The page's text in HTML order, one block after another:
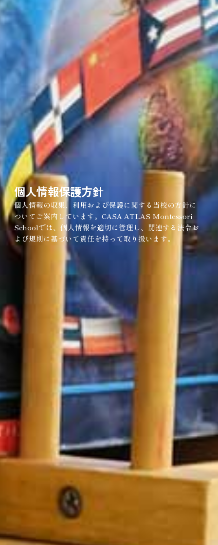
個人情報保護方針
個人情報の収集、利用および保護に関する当校の方針に
ついてご案内しています。CASA ATLAS Montessori
Schoolでは、個人情報を適切に管理し、関連する法令お
よび規則に基づいて責任を持って取り扱います。